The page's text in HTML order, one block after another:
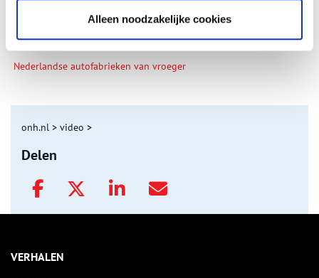
Alleen noodzakelijke cookies
Nederlandse autofabrieken van vroeger
onh.nl > video >
Delen
VERHALEN